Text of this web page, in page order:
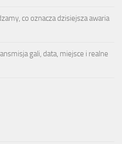
co oznacza dzisiejsza awaria
gali, data, miejsce i realne